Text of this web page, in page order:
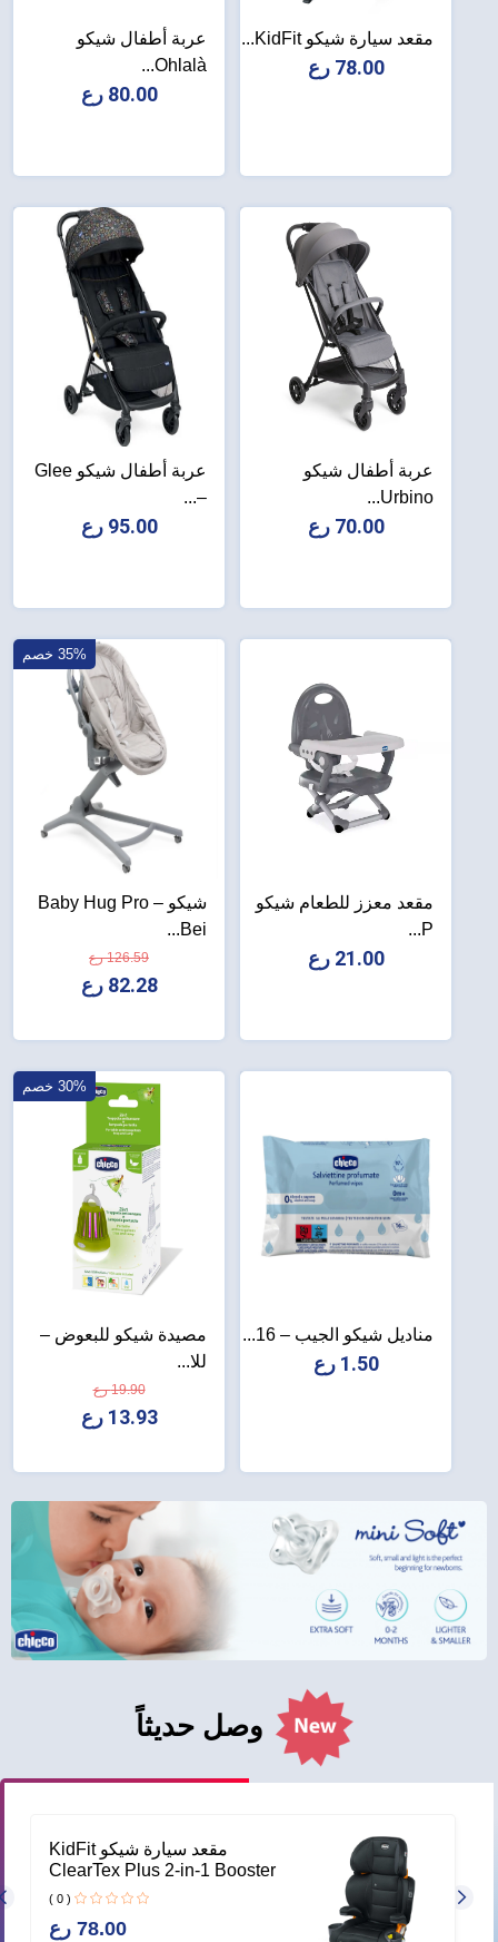
مقعد سيارة شيكو KidFit...
78.00 رع
عربة أطفال شيكو
Ohlalà...
80.00 رع
عربة أطفال شيكو
Urbino...
70.00 رع
عربة أطفال شيكو Glee
–...
95.00 رع
مقعد معزز للطعام شيكو
P...
21.00 رع
35% خصم
شيكو Baby Hug Pro –
Bei...
126.59 رع
82.28 رع
مناديل شيكو الجيب – 16...
1.50 رع
30% خصم
مصيدة شيكو للبعوض –
للا...
19.90 رع
13.93 رع
وصل حديثاً
مقعد سيارة شيكو KidFit
ClearTex Plus 2-in-1 Booster
– Obsidian
( 0 )
78.00 رع